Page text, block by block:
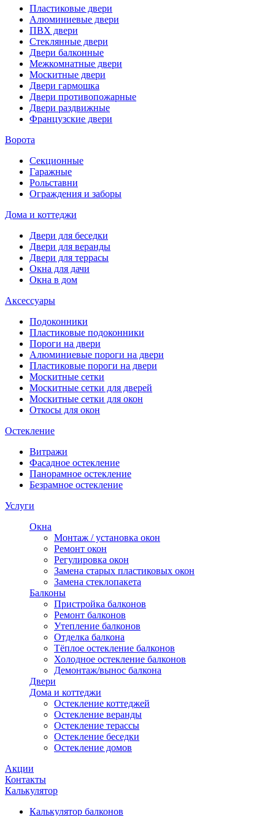
Пластиковые двери
Алюминиевые двери
ПВХ двери
Стеклянные двери
Двери балконные
Межкомнатные двери
Москитные двери
Двери гармошка
Двери противопожарные
Двери раздвижные
Французские двери
Ворота
Секционные
Гаражные
Рольставни
Ограждения и заборы
Дома и коттеджи
Двери для беседки
Двери для веранды
Двери для террасы
Окна для дачи
Окна в дом
Аксессуары
Подоконники
Пластиковые подоконники
Пороги на двери
Алюминиевые пороги на двери
Пластиковые пороги на двери
Москитные сетки
Москитные сетки для дверей
Москитные сетки для окон
Откосы для окон
Остекление
Витражи
Фасадное остекление
Панорамное остекление
Безрамное остекление
Услуги
Окна
Монтаж / установка окон
Ремонт окон
Регулировка окон
Замена старых пластиковых окон
Замена стеклопакета
Балконы
Пристройка балконов
Ремонт балконов
Утепление балконов
Отделка балкона
Тёплое остекление балконов
Холодное остекление балконов
Демонтаж/вынос балкона
Двери
Дома и коттеджи
Остекление коттеджей
Остекление веранды
Остекление терассы
Остекление беседки
Остекление домов
Акции
Контакты
Калькулятор
Калькулятор балконов